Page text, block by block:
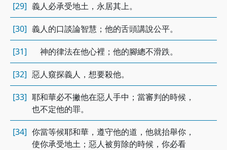
[29] 義人必承受地土，永居其上。
[30] 義人的口談論智慧；他的舌頭講說公平。
[31] 神的律法在他心裡；他的腳總不滑跌。
[32] 惡人窺探義人，想要殺他。
[33] 耶和華必不撇他在惡人手中；當審判的時候，
也不定他的罪。
[34] 你當等候耶和華，遵守他的道，他就抬舉你，
使你承受地土；惡人被剪除的時候，你必看